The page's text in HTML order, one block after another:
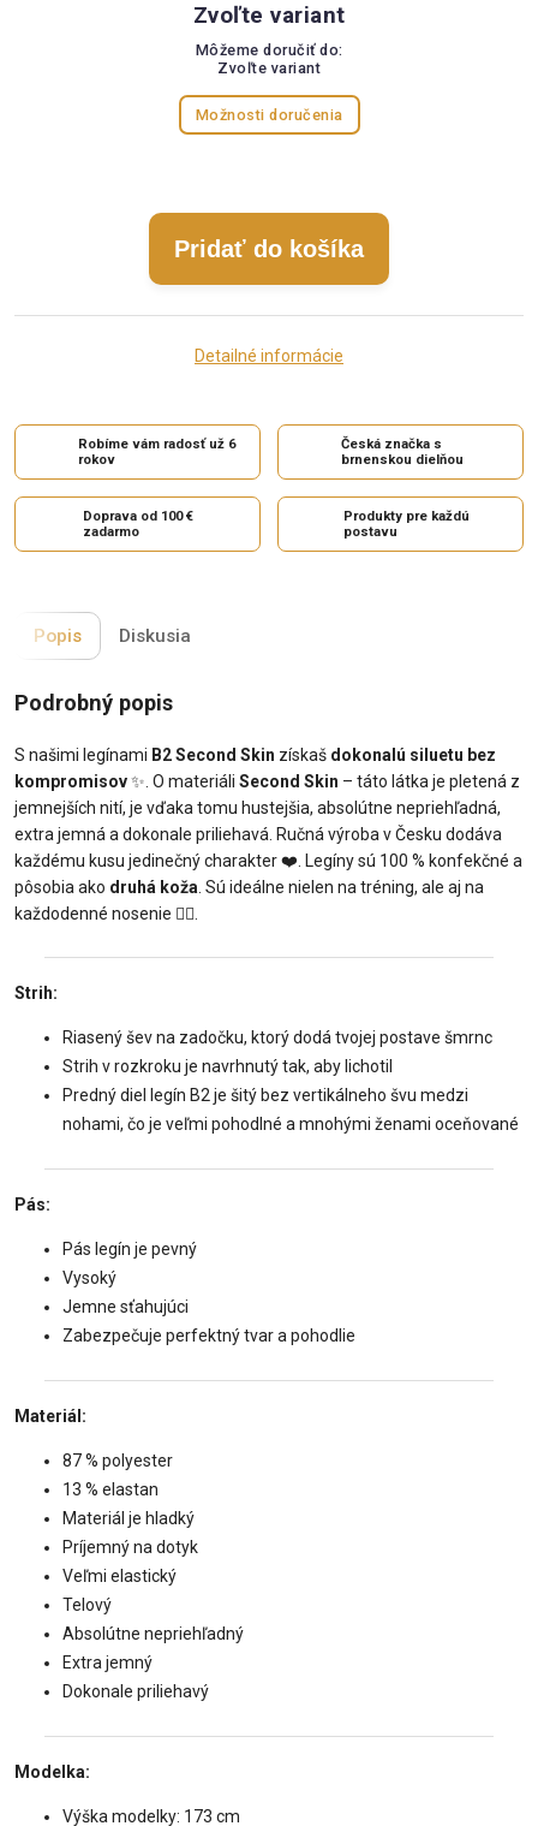
Zvoľte variant
Môžeme doručiť do:
Zvoľte variant
Možnosti doručenia
Pridať do košíka
Detailné informácie
Robíme vám radosť už 6
rokov
Česká značka s
brnenskou dielňou
Doprava od 100 €
zadarmo
Produkty pre každú
postavu
Popis Diskusia
Podrobný popis
S našimi legínami B2 Second Skin získaš dokonalú siluetu bez
kompromisov✨. O materiáli Second Skin – táto látka je pletená z
jemnejších nití, je vďaka tomu hustejšia, absolútne nepriehľadná,
extra jemná a dokonale priliehavá. Ručná výroba v Česku dodáva
každému kusu jedinečný charakter ❤️. Legíny sú 100 % konfekčné a
pôsobia ako druhá koža . Sú ideálne nielen na tréning, ale aj na
každodenné nosenie 🧘‍♀️.
Strih:
Riasený šev na zadočku, ktorý dodá tvojej postave šmrnc
Strih v rozkroku je navrhnutý tak, aby lichotil
Predný diel legín B2 je šitý bez vertikálneho švu medzi
nohami, čo je veľmi pohodlné a mnohými ženami oceňované
Pás:
Pás legín je pevný
Vysoký
Jemne sťahujúci
Zabezpečuje perfektný tvar a pohodlie
Materiál:
87 % polyester
13 % elastan
Materiál je hladký
Príjemný na dotyk
Veľmi elastický
Telový
Absolútne nepriehľadný
Extra jemný
Dokonale priliehavý
Modelka:
Výška modelky: 173 cm